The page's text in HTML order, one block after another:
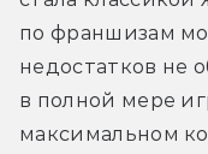
по франшизам
недостатков не
в полной мере
максимальном